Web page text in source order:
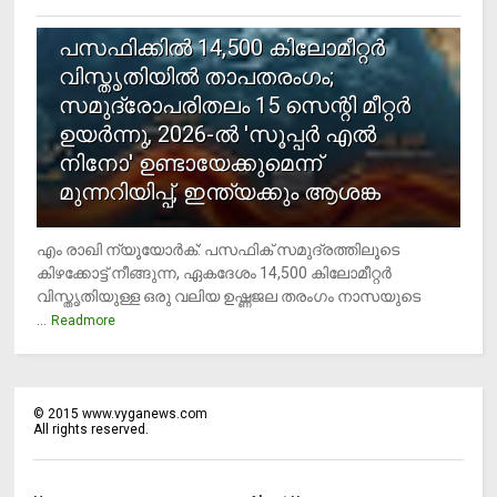
പസഫിക്കില്‍ 14,500 കിലോമീറ്റര്‍
വിസ്തൃതിയില്‍ താപതരംഗം;
സമുദ്രോപരിതലം 15 സെന്റി മീറ്റര്‍
ഉയര്‍ന്നു, 2026-ല്‍ 'സൂപ്പര്‍ എല്‍
നിനോ' ഉണ്ടായേക്കുമെന്ന്
മുന്നറിയിപ്പ്, ഇന്ത്യക്കും ആശങ്ക
എം രാഖി ന്യൂയോര്‍ക്: പസഫിക് സമുദ്രത്തിലൂടെ
കിഴക്കോട്ട് നീങ്ങുന്ന, ഏകദേശം 14,500 കിലോമീറ്റര്‍
വിസ്തൃതിയുള്ള ഒരു വലിയ ഉഷ്ണജല തരംഗം നാസയുടെ
Readmore
© 2015 www.vyganews.com
All rights reserved.